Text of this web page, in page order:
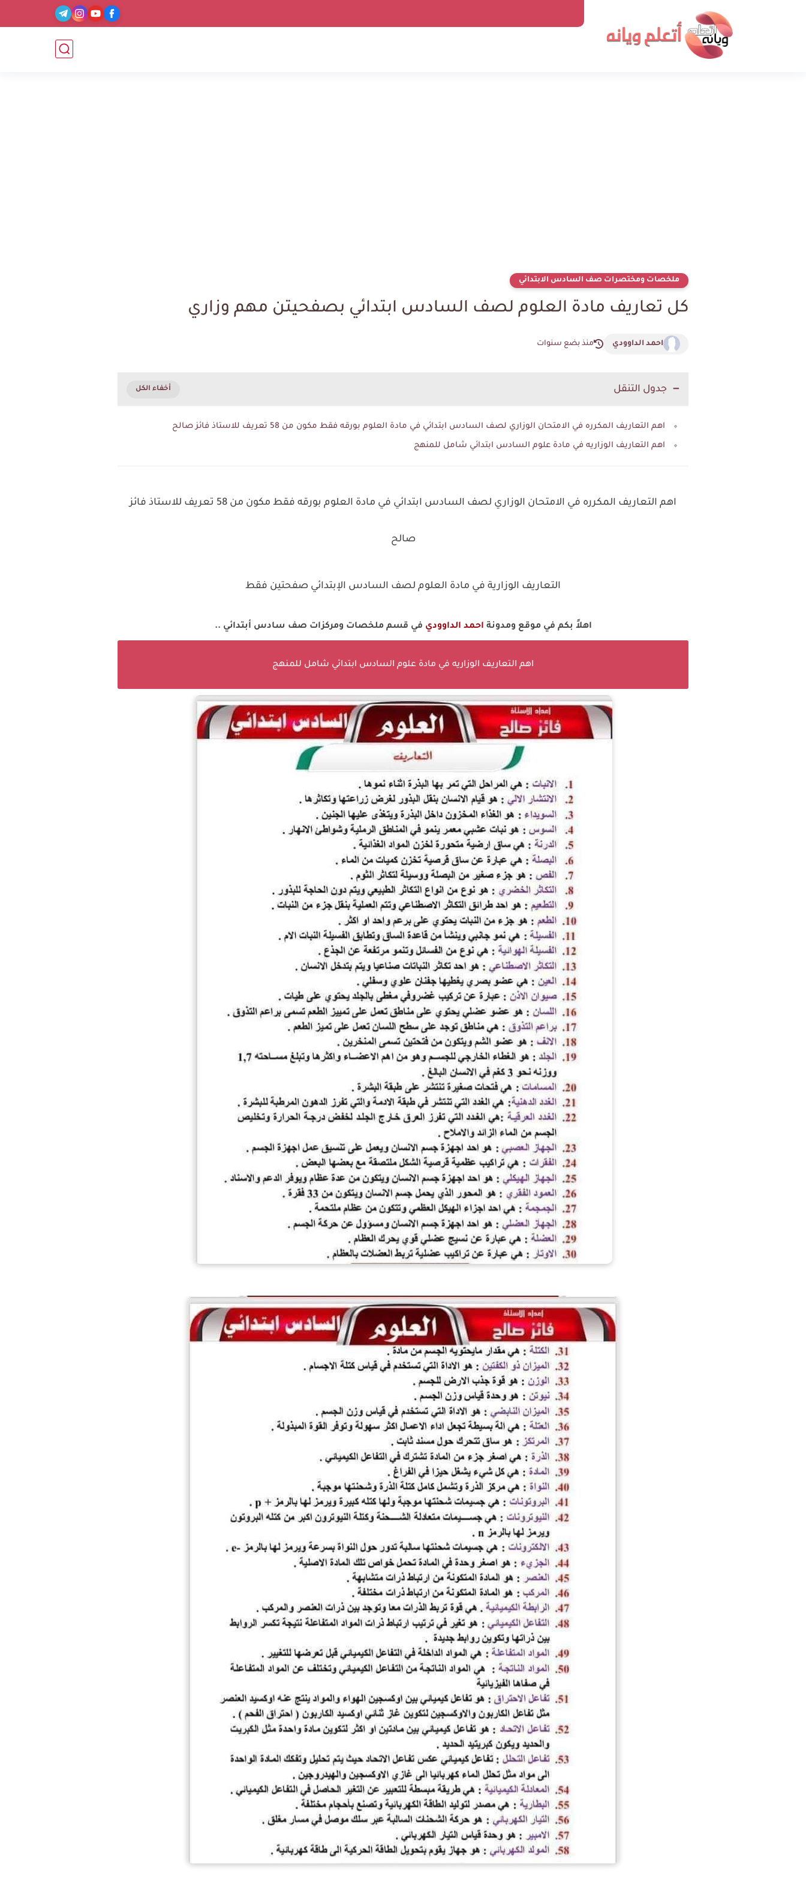
ملخصات ومختصرات صف السادس الابتدائي
كل تعاريف مادة العلوم لصف السادس ابتدائي بصفحيتن مهم وزاري
احمد الداوودي منذ بضع سنوات
جدول التنقل
اهم التعاريف المكرره في الامتحان الوزاري لصف السادس ابتدائي في مادة العلوم بورقه فقط مكون من 58 تعريف للاستاذ فائز صالح
اهم التعاريف الوزاريه في مادة علوم السادس ابتدائي شامل للمنهج
اهم التعاريف المكرره في الامتحان الوزاري لصف السادس ابتدائي في مادة العلوم بورقه فقط مكون من 58 تعريف للاستاذ فائز
صالح
التعاريف الوزارية في مادة العلوم لصف السادس الإبتدائي صفحتين فقط
اهلاً بكم في موقع ومدونة احمد الداوودي في قسم ملخصات ومركزات صف سادس أبتدائي ..
اهم التعاريف الوزاريه في مادة علوم السادس ابتدائي شامل للمنهج